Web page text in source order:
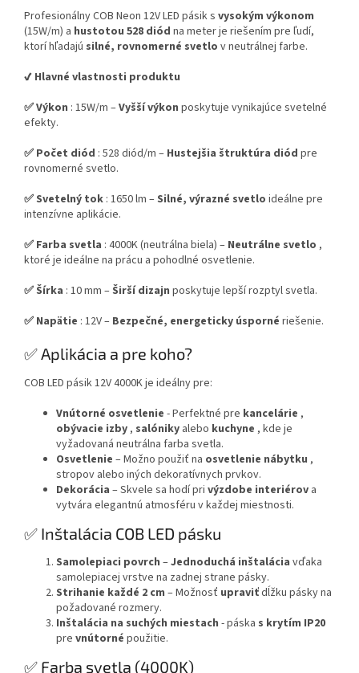
Profesionálny COB Neon 12V LED pásik s vysokým výkonom
(15W/m) a hustotou 528 diód na meter je riešením pre ľudí,
ktorí hľadajú silné, rovnomerné svetlo v neutrálnej farbe.
✔️ Hlavné vlastnosti produktu
✅ Výkon : 15W/m –Vyšší výkon poskytuje vynikajúce svetelné
efekty.
✅ Počet diód : 528 diód/m – Hustejšia štruktúra diód pre
rovnomerné svetlo.
✅ Svetelný tok : 1650 lm –Silné, výrazné svetlo ideálne pre
intenzívne aplikácie.
✅ Farba svetla : 4000K (neutrálna biela) – Neutrálne svetlo ,
ktoré je ideálne na prácu a pohodlné osvetlenie.
✅ Šírka : 10 mm –Širší dizajn poskytuje lepší rozptyl svetla.
✅ Napätie : 12V – Bezpečné, energeticky úsporné riešenie.
✅ Aplikácia a pre koho?
COB LED pásik 12V 4000K je ideálny pre:
Vnútorné osvetlenie - Perfektné pre kancelárie ,
obývacie izby , salóniky alebo kuchyne , kde je
vyžadovaná neutrálna farba svetla.
Osvetlenie – Možno použiť na osvetlenie nábytku ,
stropov alebo iných dekoratívnych prvkov.
Dekorácia – Skvele sa hodí pri výzdobe interiérov a
vytvára elegantnú atmosféru v každej miestnosti.
✅ Inštalácia COB LED pásku
Samolepiaci povrch –Jednoduchá inštalácia vďaka
samolepiacej vrstve na zadnej strane pásky.
Strihanie každé 2 cm – Možnosť upraviťdĺžku pásky na
požadované rozmery.
Inštalácia na suchých miestach - páska s krytím IP20
pre vnútorné použitie.
✅ Farba svetla (4000K)